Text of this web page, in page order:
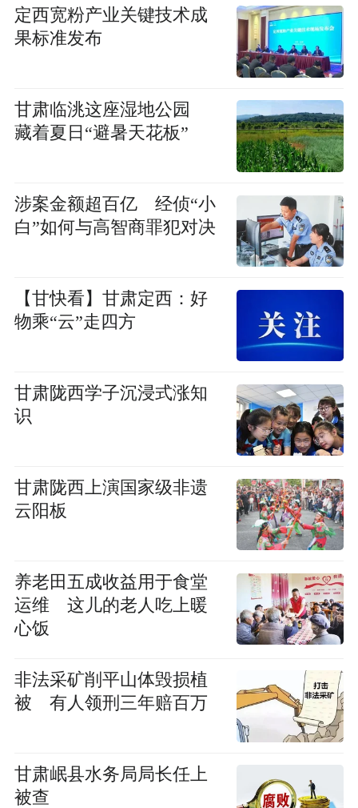
定西宽粉产业关键技术成
果标准发布
甘肃临洮这座湿地公园
藏着夏日“避暑天花板”
涉案金额超百亿 经侦“小
白”如何与高智商罪犯对决
【甘快看】甘肃定西：好
物乘“云”走四方
甘肃陇西学子沉浸式涨知
识
甘肃陇西上演国家级非遗
云阳板
养老田五成收益用于食堂
运维 这儿的老人吃上暖
心饭
非法采矿削平山体毁损植
被 有人领刑三年赔百万
甘肃岷县水务局局长任上
被查